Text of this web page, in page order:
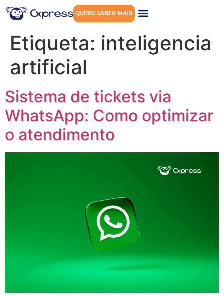
QUERO SABER MAIS
Etiqueta: inteligencia
artificial
Sistema de tickets via
WhatsApp: Como optimizar
o atendimento